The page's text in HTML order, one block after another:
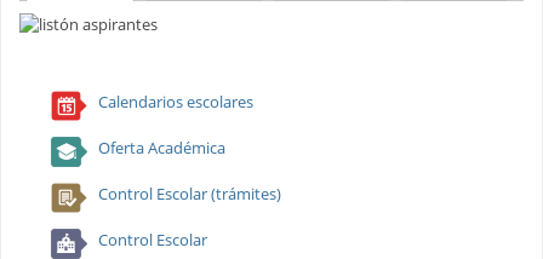
Calendarios escolares
Oferta Académica
Control Escolar (trámites)
Control Escolar